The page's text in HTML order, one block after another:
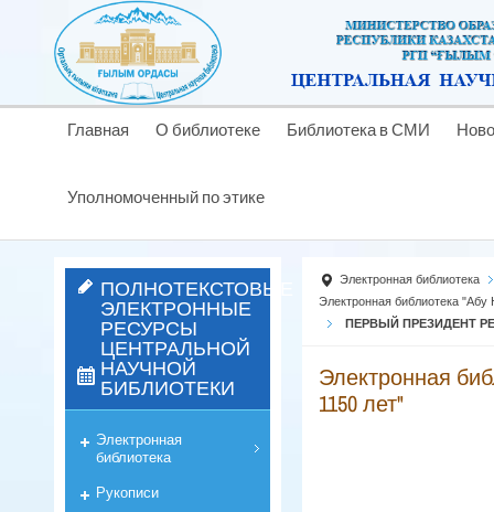
Главная О библиотеке Библиотека в СМИ
Уполномоченный по этике
Электронная библиотека
Электронная библиотека
ПЕРВЫЙ ПРЕЗИДЕНТ
Электронная
1150 лет"
ПОЛНОТЕКСТОВЫЕ
ЭЛЕКТРОННЫЕ
РЕСУРСЫ
ЦЕНТРАЛЬНОЙ
НАУЧНОЙ
БИБЛИОТЕКИ
Электронная
библиотека
Рукописи